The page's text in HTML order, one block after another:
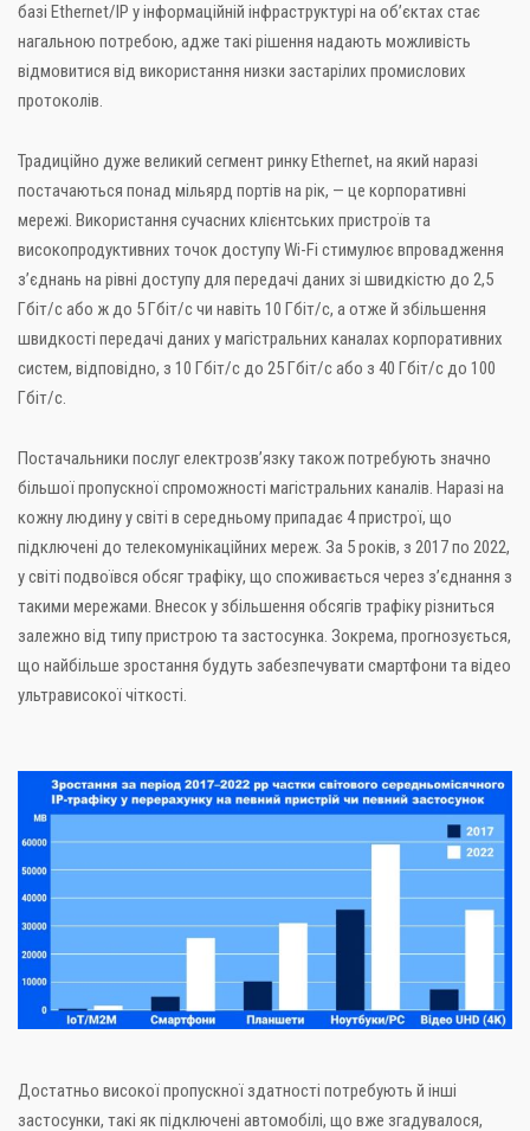
базі Ethernet/IP у інформаційній інфраструктурі на об’єктах стає
нагальною потребою, адже такі рішення надають можливість
відмовитися від використання низки застарілих промислових
протоколів.
Традиційно дуже великий сегмент ринку Ethernet, на який наразі
постачаються понад мільярд портів на рік, — це корпоративні
мережі. Використання сучасних клієнтських пристроїв та
високопродуктивних точок доступу Wi-Fi стимулює впровадження
з’єднань на рівні доступу для передачі даних зі швидкістю до 2,5
Гбіт/с або ж до 5 Гбіт/с чи навіть 10 Гбіт/с, а отже й збільшення
швидкості передачі даних у магістральних каналах корпоративних
систем, відповідно, з 10 Гбіт/с до 25 Гбіт/с або з 40 Гбіт/с до 100
Гбіт/с.
Постачальники послуг електрозв’язку також потребують значно
більшої пропускної спроможності магістральних каналів. Наразі на
кожну людину у світі в середньому припадає 4 пристрої, що
підключені до телекомунікаційних мереж. За 5 років, з 2017 по 2022,
у світі подвоївся обсяг трафіку, що споживається через з’єднання з
такими мережами. Внесок у збільшення обсягів трафіку різниться
залежно від типу пристрою та застосунка. Зокрема, прогнозується,
що найбільше зростання будуть забезпечувати смартфони та відео
ультрависокої чіткості.
Достатньо високої пропускної здатності потребують й інші
застосунки, такі як підключені автомобілі, що вже згадувалося,